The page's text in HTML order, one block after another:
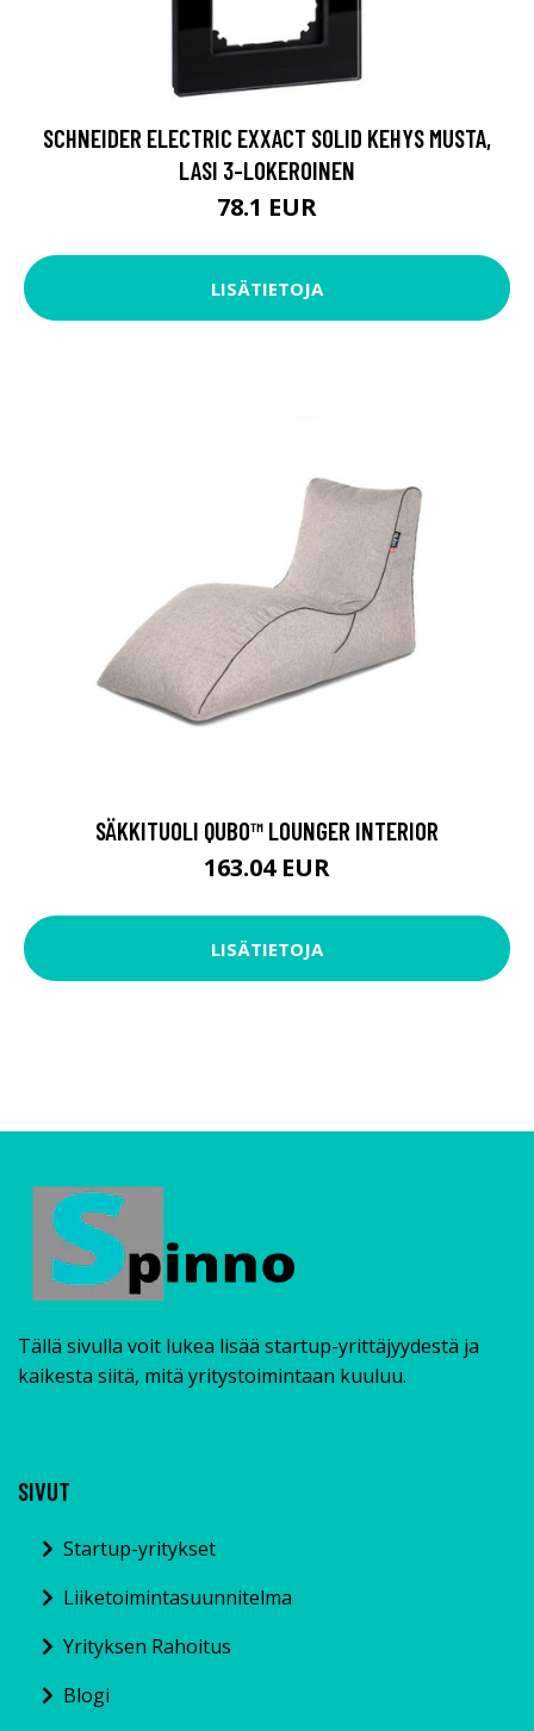
SCHNEIDER ELECTRIC EXXACT SOLID KEHYS MUSTA,
LASI 3-LOKEROINEN
78.1 EUR
LISÄTIETOJA
SÄKKITUOLI QUBO™ LOUNGER INTERIOR
163.04 EUR
LISÄTIETOJA
Tällä sivulla voit lukea lisää startup-yrittäjyydestä ja
kaikesta siitä, mitä yritystoimintaan kuuluu.
SIVUT
Startup-yritykset
Liiketoimintasuunnitelma
Yrityksen Rahoitus
Blogi